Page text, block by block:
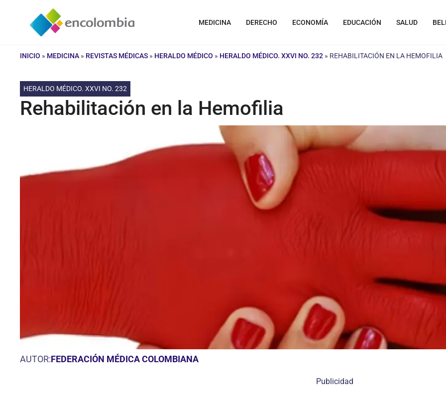
contenido
MEDICINA DERECHO ECONOMÍA EDUCACIÓN SALUD
INICIO » MEDICINA » REVISTAS MÉDICAS » HERALDO MÉDICO » HERALDO MÉDICO. XXVI NO. 232 » REHABILITACIÓN EN LA HEMOFILIA
HERALDO MÉDICO. XXVI NO. 232
Rehabilitación en la Hemofilia
AUTOR:FEDERACIÓN MÉDICA COLOMBIANA
Publicidad